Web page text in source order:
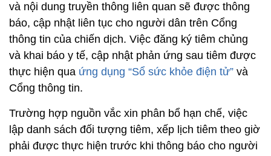
và nội dung truyền thông liên quan sẽ được thông
báo, cập nhật liên tục cho người dân trên Cổng
thông tin của chiến dịch. Việc đăng ký tiêm chủng
và khai báo y tế, cập nhật phản ứng sau tiêm được
thực hiện qua ứng dụng “Sổ sức khỏe điện tử” và
Cổng thông tin.
Trường hợp nguồn vắc xin phân bổ hạn chế, việc
lập danh sách đối tượng tiêm, xếp lịch tiêm theo giờ
phải được thực hiện trước khi thông báo cho người